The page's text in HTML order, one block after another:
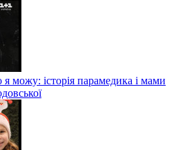
я можу: історія парамедика і мами